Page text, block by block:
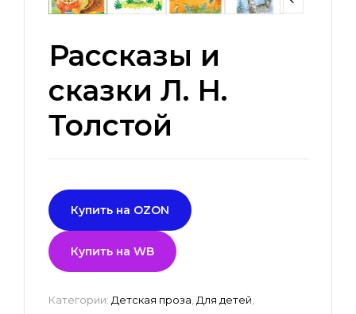
Рассказы и
сказки Л. Н.
Толстой
Купить на OZON
Купить на WB
Категории: Детская проза Для детей